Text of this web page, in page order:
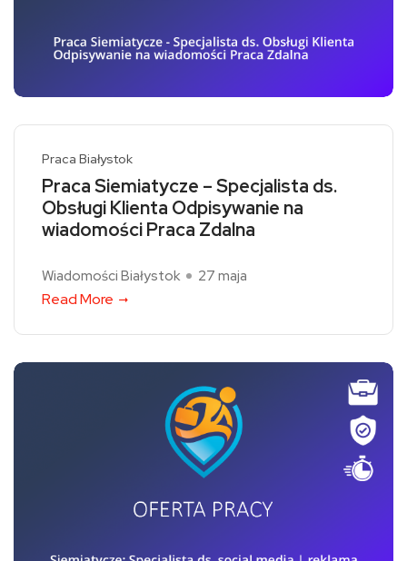
Praca Białystok
Praca Siemiatycze – Specjalista ds.
Obsługi Klienta Odpisywanie na
wiadomości Praca Zdalna
Wiadomości Białystok 27 maja
Read More